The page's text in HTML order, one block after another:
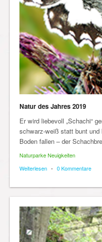
Natur des Jahres 2019
Er wird liebevoll „Schachi“
schwarz-weiß statt bunt
Boden fallen – der
Naturparke Neuigkeiten
Weiterlesen • 0 Kommentare